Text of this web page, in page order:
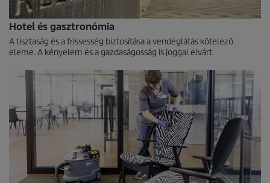
Hotel és gasztronómia
A tisztaság és a frissesség biztosítása a vendéglátás kötelező
eleme. A kényelem és a gazdaságosság is joggal elvárt.